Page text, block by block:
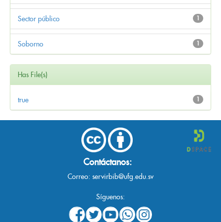
1
Sector público
1
Soborno
Has File(s)
1
true
Contáctanos:
Correo: servirbib@ufg.edu.sv
Síguenos: